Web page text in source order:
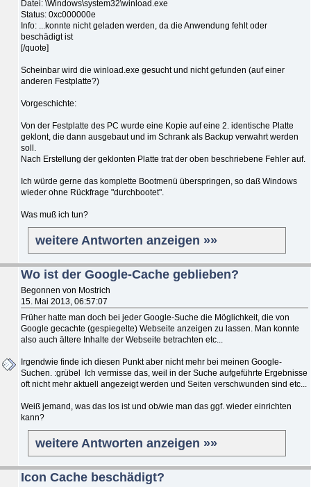
Datei: \Windows\system32\winload.exe
Status: 0xc000000e
Info: ...konnte nicht geladen werden, da die Anwendung fehlt oder
beschädigt ist
[/quote]
Scheinbar wird die winload.exe gesucht und nicht gefunden (auf einer
anderen Festplatte?)
Vorgeschichte:
Von der Festplatte des PC wurde eine Kopie auf eine 2. identische Platte
geklont, die dann ausgebaut und im Schrank als Backup verwahrt werden
soll.
Nach Erstellung der geklonten Platte trat der oben beschriebene Fehler auf.
Ich würde gerne das komplette Bootmenü überspringen, so daß Windows
wieder ohne Rückfrage "durchbootet".
Was muß ich tun?
weitere Antworten anzeigen »»
Wo ist der Google-Cache geblieben?
Begonnen von Mostrich
15. Mai 2013, 06:57:07
Früher hatte man doch bei jeder Google-Suche die Möglichkeit, die von
Google gecachte (gespiegelte) Webseite anzeigen zu lassen. Man konnte
also auch ältere Inhalte der Webseite betrachten etc...
Irgendwie finde ich diesen Punkt aber nicht mehr bei meinen Google-
Suchen. :grübel Ich vermisse das, weil in der Suche aufgeführte Ergebnisse
oft nicht mehr aktuell angezeigt werden und Seiten verschwunden sind etc...
Weiß jemand, was das los ist und ob/wie man das ggf. wieder einrichten
kann?
weitere Antworten anzeigen »»
Icon Cache beschädigt?